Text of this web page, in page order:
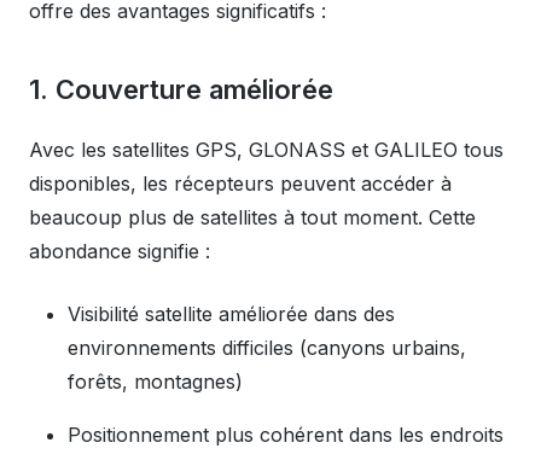
offre des avantages significatifs :
1. Couverture améliorée
Avec les satellites GPS, GLONASS et GALILEO tous
disponibles, les récepteurs peuvent accéder à
beaucoup plus de satellites à tout moment. Cette
abondance signifie :
Visibilité satellite améliorée dans des
environnements difficiles (canyons urbains,
forêts, montagnes)
Positionnement plus cohérent dans les endroits